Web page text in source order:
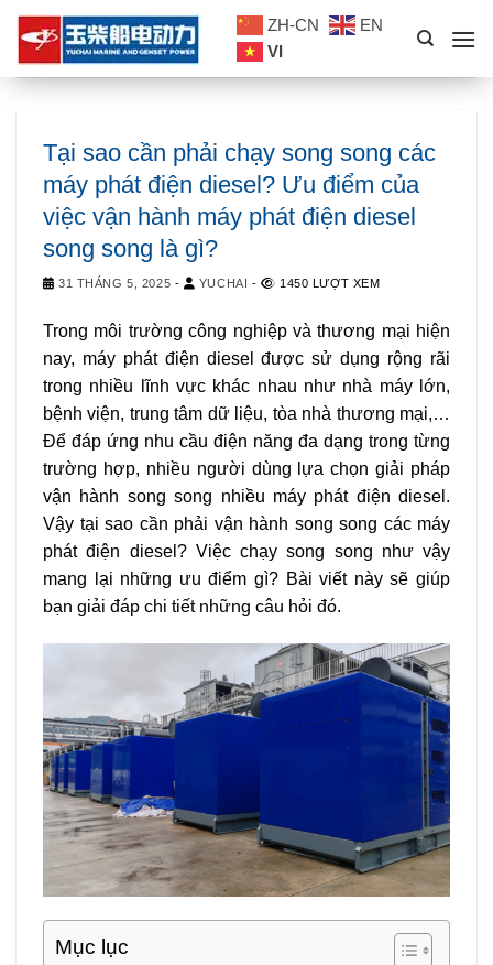
Skip
content
ZH-CN
EN
VI
Tại sao cần phải chạy song song các
máy phát điện diesel? Ưu điểm của
việc vận hành máy phát điện diesel
song song là gì?
31 THÁNG 5, 2025 - YUCHAI - 1450 LƯỢT XEM
Trong môi trường công nghiệp và thương mại hiện
nay, máy phát điện diesel được sử dụng rộng rãi
trong nhiều lĩnh vực khác nhau như nhà máy lớn,
bệnh viện, trung tâm dữ liệu, tòa nhà thương mại,…
Để đáp ứng nhu cầu điện năng đa dạng trong từng
trường hợp, nhiều người dùng lựa chọn giải pháp
vận hành song song nhiều máy phát điện diesel.
Vậy tại sao cần phải vận hành song song các máy
phát điện diesel? Việc chạy song song như vậy
mang lại những ưu điểm gì? Bài viết này sẽ giúp
bạn giải đáp chi tiết những câu hỏi đó.
Mục lục